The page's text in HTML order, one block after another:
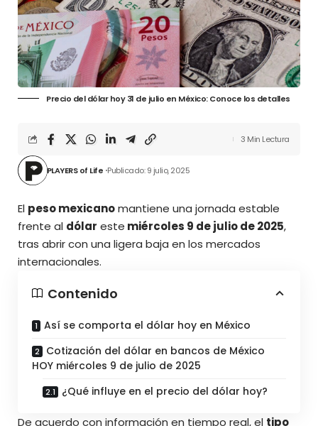
Precio del dólar hoy 31 de julio en México: Conoce los detalles
PLAYERS of Life Publicado: 9 julio, 2025
3 Min Lectura
El peso mexicanomantiene una jornada estable
frente al dólar este miércoles 9 de julio de 2025,
tras abrir con una ligera baja en los mercados
internacionales.
Contenido
Así se comporta el dólar hoy en México
Cotización del dólar en bancos de México
HOY miércoles 9 de julio de 2025
¿Qué influye en el precio del dólar hoy?
De acuerdo con información en tiempo real, el tipo